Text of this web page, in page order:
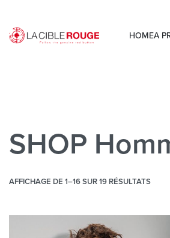
HOMEA
SHOP
AFFICHAGE DE 1–16 SUR 19 RÉSULTATS